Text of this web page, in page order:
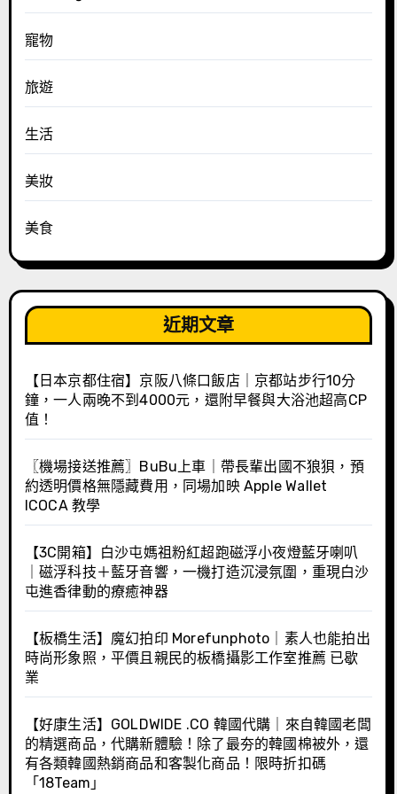
寵物
旅遊
生活
美妝
美食
近期文章
【日本京都住宿】京阪八條口飯店｜京都站步行10分
鐘，一人兩晚不到4000元，還附早餐與大浴池超高CP
值！
〖機場接送推薦〗BuBu上車｜帶長輩出國不狼狽，預
約透明價格無隱藏費用，同場加映 Apple Wallet
ICOCA 教學
【3C開箱】白沙屯媽祖粉紅超跑磁浮小夜燈藍牙喇叭
｜磁浮科技＋藍牙音響，一機打造沉浸氛圍，重現白沙
屯進香律動的療癒神器
【板橋生活】魔幻拍印 Morefunphoto｜素人也能拍出
時尚形象照，平價且親民的板橋攝影工作室推薦 已歇
業
【好康生活】GOLDWIDE .CO 韓國代購｜來自韓國老闆
的精選商品，代購新體驗！除了最夯的韓國棉被外，還
有各類韓國熱銷商品和客製化商品！限時折扣碼
「18Team」